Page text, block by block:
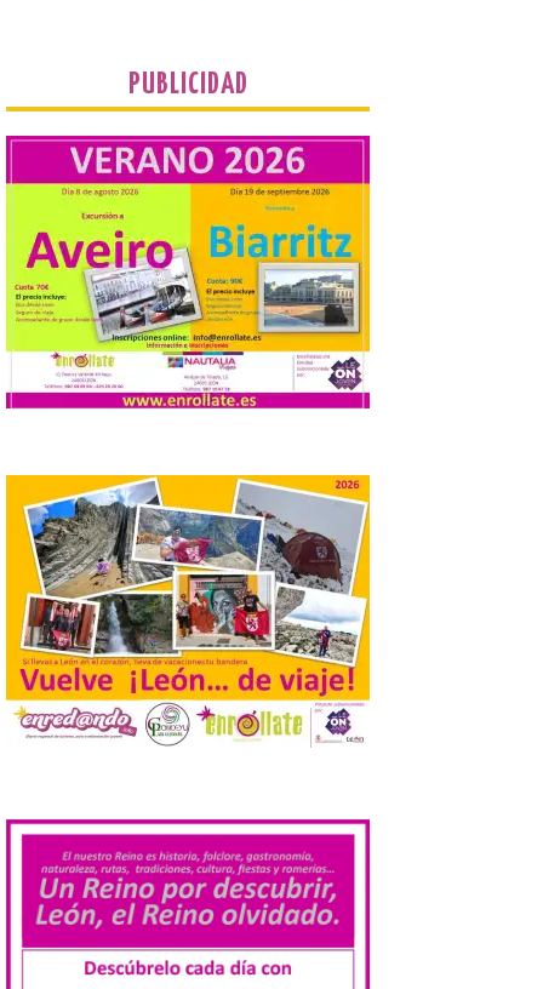
distribuye folletos con la
programación del evento
del eclipse solar que
organiza con la ESA y el
Ayuntamiento
7 Ago 2026
Los materiales ya pueden
recogerse gratuitamente
en la Oficina de
Información Turística de
León e incluyen, además
del programa del evento, una guía
práctica con recomendaciones
elaboradas por especialistas para
Laciana comienza su
programación para
disfrutar el eclipse total
del 12 de agosto
7 Ago 2026
Durante los días 1 y 2 de
agosto, tanto el público
infantil como el adulto
pudo disfrutar de un
público infantil y, el resto del […]
Más de 200.000 jóvenes
nacidos en 2008 ya han
solicitado el Bono Cultural
Joven 2026 en su primer
PUBLICIDAD